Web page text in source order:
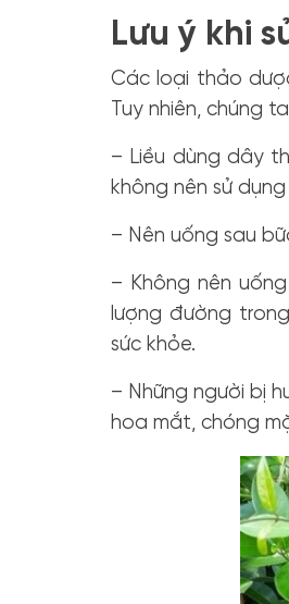
Lưu ý khi
Các loại thảo
Tuy nhiên, chúng
– Liều dùng dây
không nên sử
– Nên uống sau
– Không nên
lượng đường
sức khỏe.
– Những người bị
hoa mắt, chóng